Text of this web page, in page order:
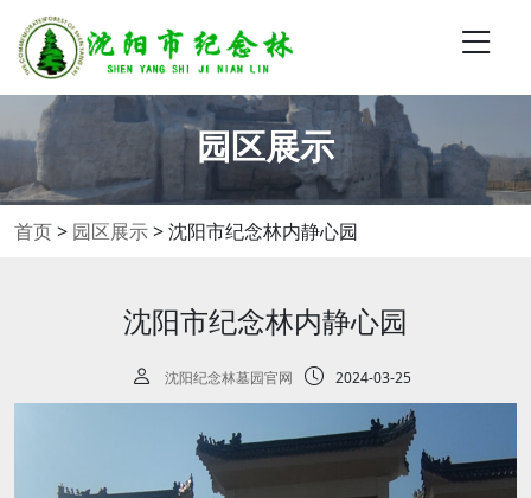
园区展示
首页> 园区展示>沈阳市纪念林内静心园
沈阳市纪念林内静心园
沈阳纪念林墓园官网 2024-03-25